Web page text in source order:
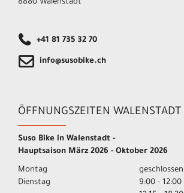
8880 Walenstadt
+41 81 735 32 70
info@susobike.ch
ÖFFNUNGSZEITEN WALENSTADT
Suso Bike in Walenstadt -
Hauptsaison März 2026 - Oktober 2026
Montag
geschlossen
Dienstag
9:00 - 12:00